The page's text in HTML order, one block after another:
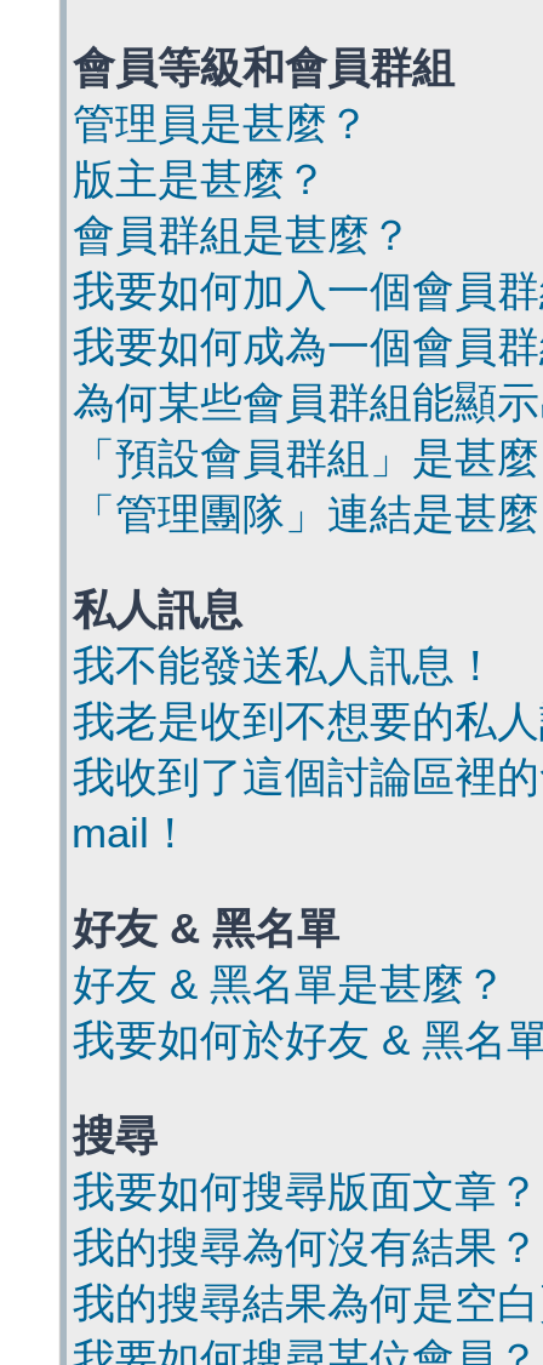
會員等級和會員群組
管理員是甚麼？
版主是甚麼？
會員群組是甚麼？
我要如何加入一個會員
我要如何成為一個會員
為何某些會員群組能顯
「預設會員群組」是甚
「管理團隊」連結是甚
私人訊息
我不能發送私人訊息！
我老是收到不想要的私
我收到了這個討論區裡
mail！
好友 & 黑名單
好友 & 黑名單是甚麼？
我要如何於好友 & 黑名
搜尋
我要如何搜尋版面文章？
我的搜尋為何沒有結果？
我的搜尋結果為何是空